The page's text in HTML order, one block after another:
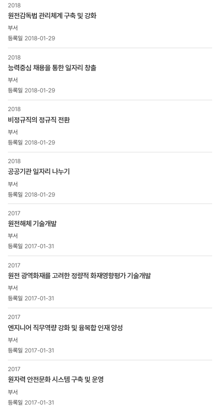
및
현황
-
번호,
제목,
등록일
,
첨부파일
조회수
2018
원전감독법 관리체계 구축 및 강화
2018-01-29
2018
능력중심 채용을 통한 일자리 창출
2018-01-29
2018
비정규직의 정규직 전환
2018-01-29
2018
공공기관 일자리 나누기
2018-01-29
2017
원전해체 기술개발
2017-01-31
2017
원전 광역화재를 고려한 정량적 화재영향평가 기술개발
2017-01-31
2017
엔지니어 직무역량 강화 및 융복합 인재 양성
2017-01-31
2017
원자력 안전문화 시스템 구축 및 운영
2017-01-31